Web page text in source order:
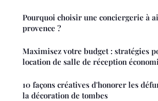
Pourquoi choisir une conciergerie à
provence ?
Maximisez votre budget : stratégies
location de salle de réception
10 façons créatives d'honorer les
la décoration de tombes